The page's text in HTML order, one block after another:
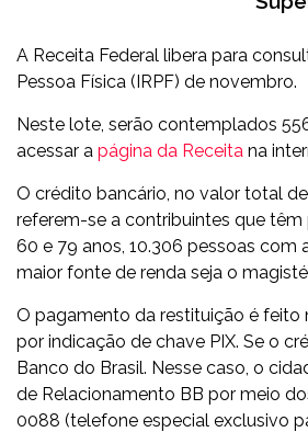
A Receita Federal libera para
Pessoa Física (IRPF) de novembro.
Neste lote, serão contemplados
acessar a página da Receita na
O crédito bancário, no valor total
referem-se a contribuintes que têm
60 e 79 anos, 10.306 pessoas
maior fonte de renda seja o
O pagamento da restituição é feito
por indicação de chave PIX. Se o
Banco do Brasil. Nesse caso, o
de Relacionamento BB por meio
0088 (telefone especial exclusivo